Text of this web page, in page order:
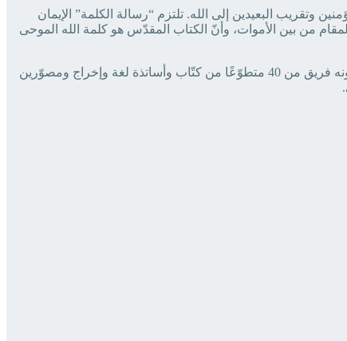
وتقريب البعيدين إلى الله. تلتزم “رسالة ‏الكلمة” الإيمان
من بين الأموات، وأنّ الكتاب ‏المقدّس هو كلمة الله الموحى
المجلّة مُرخّصة من وزارة الإعلام اللّبنانية وتصدر عن كنيسة لبنان الإنجيليّة. مديرها المسؤول ‏ورئيس تحريرها القسّيس د. ادكار طرابلسي، ويُعاونه فريق من 40 متطوّعًا من كتّاب وأساتذة لغة ‏وإخراج ومصوّرين